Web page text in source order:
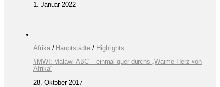
1. Januar 2022
Afrika / Hauptstädte / Highlights
#MWI: Malawi-ABC – einmal quer durchs „Warme Herz von
Afrika“
28. Oktober 2017